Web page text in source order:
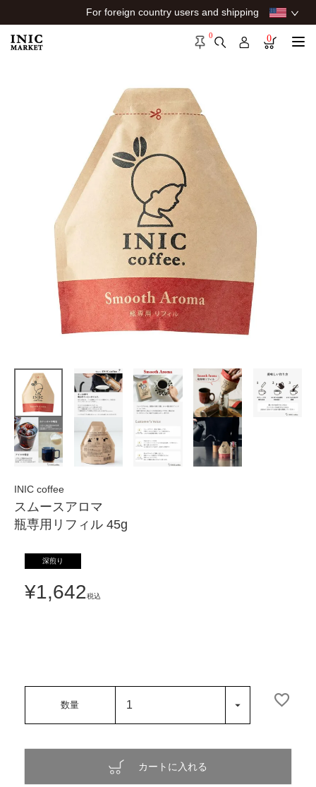
For foreign country users and shipping
0 0
INIC coffee
スムースアロマ
瓶専用リフィル 45g
深煎り
¥1,642税込
カートに入れる